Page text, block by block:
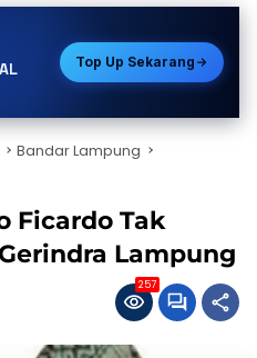
Top Up Sekarang
Bandar Lampung
Ficardo Tak
Lampung
257